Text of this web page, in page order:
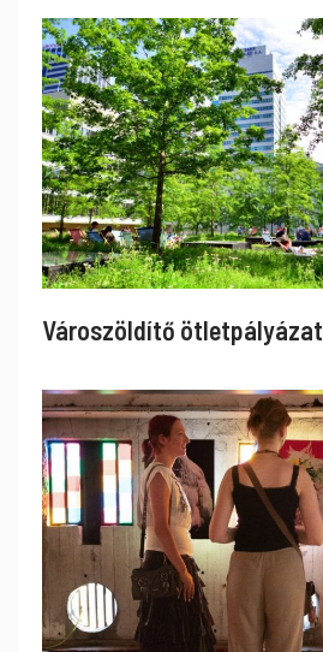
Városzöldítő ötletpályázat